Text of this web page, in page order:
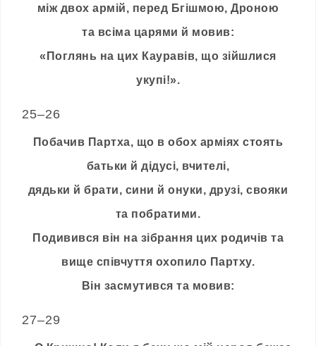
між двох армій, перед Бгішмою, Дроною
та всіма царями й мовив:
«Поглянь на цих Кауравів, що зійшлися
укупі!».
25–26
Побачив Партха, що в обох арміях стоять
батьки й дідусі, вчителі,
дядьки й брати, сини й онуки, друзі, свояки
та побратими.
Подивився він на зібрання цих родичів та
вище співчуття охопило Партху.
Він засмутився та мовив:
27–29